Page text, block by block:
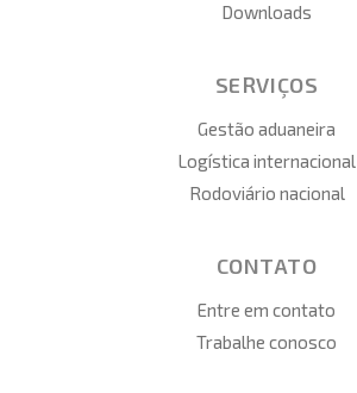
Downloads
SERVIÇOS
Gestão aduaneira
Logística internacional
Rodoviário nacional
CONTATO
Entre em contato
Trabalhe conosco